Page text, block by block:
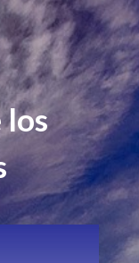
los